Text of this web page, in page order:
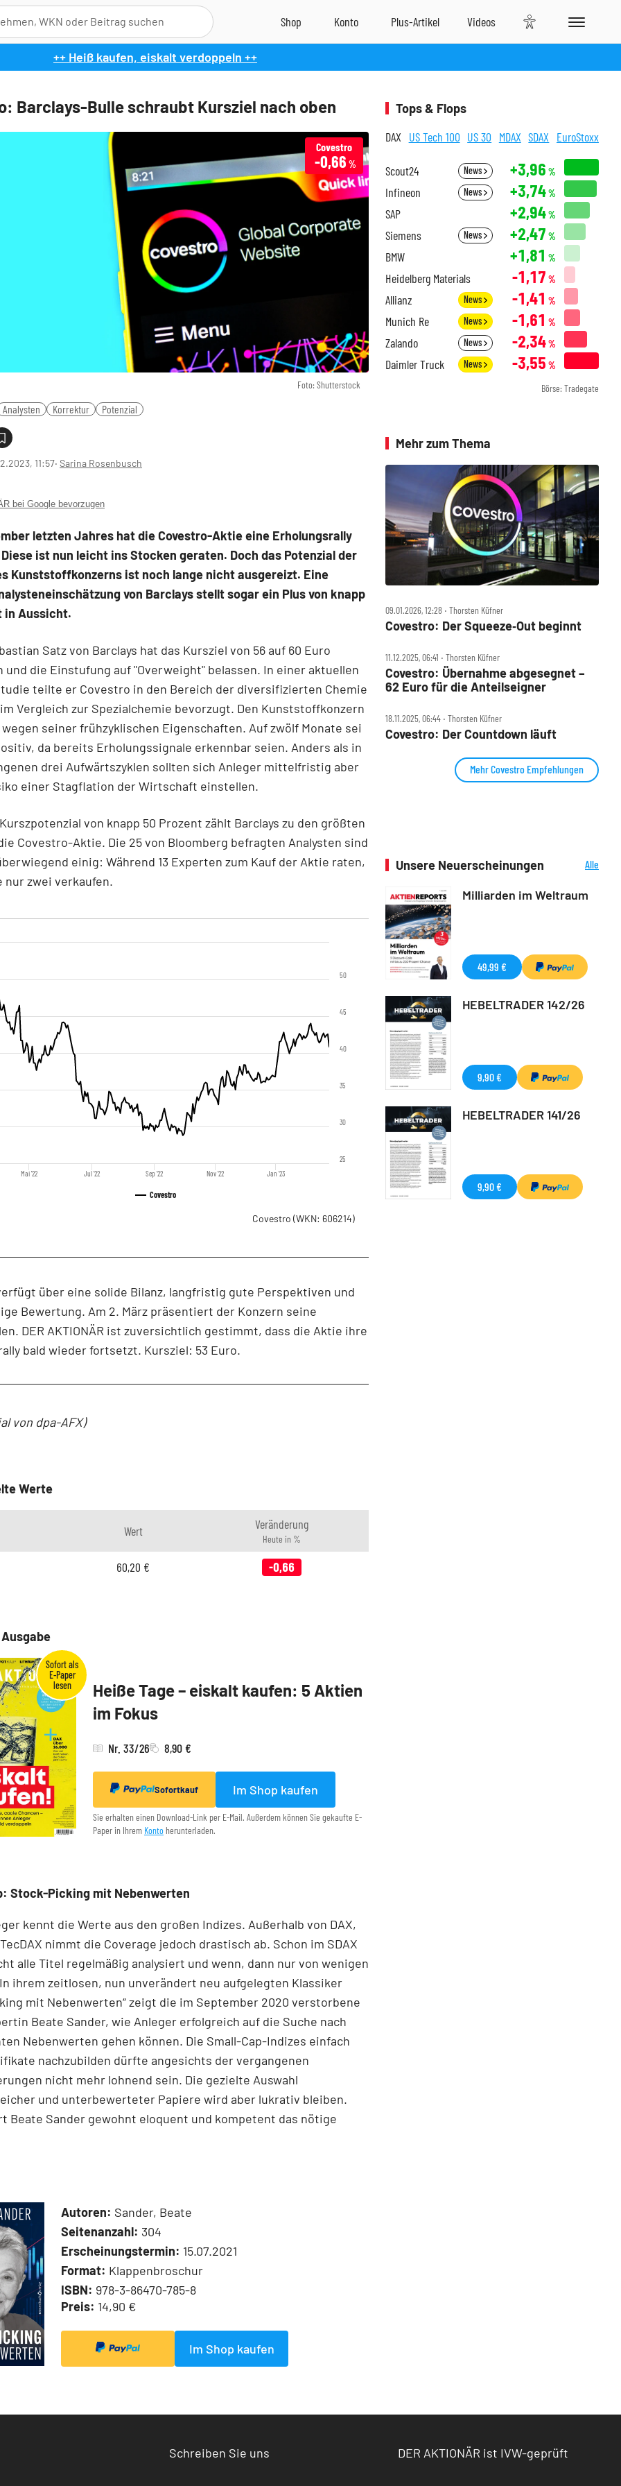
++ Heiß kaufen, eiskalt verdoppeln ++
Barclays-Bulle schraubt Kursziel nach oben
Foto: Shutterstock
Covestro
-0,66 %
Analysten Korrektur Potenzial
11:57‧ Sarina Rosenbusch
bei Google bevorzugen
letzten Jahres hat die Covestro-Aktie eine Erholungsrally
ist nun leicht ins Stocken geraten. Doch das Potenzial der
Kunststoffkonzerns ist noch lange nicht ausgereizt. Eine
von Barclays stellt sogar ein Plus von knapp
in Aussicht.
Satz von Barclays hat das Kursziel von 56 auf 60 Euro
und die Einstufung auf "Overweight" belassen. In einer aktuellen
teilte er Covestro in den Bereich der diversifizierten Chemie
Vergleich zur Spezialchemie bevorzugt. Den Kunststoffkonzern
seiner frühzyklischen Eigenschaften. Auf zwölf Monate sei
da bereits Erholungssignale erkennbar seien. Anders als in
drei Aufwärtszyklen sollten sich Anleger mittelfristig aber
einer Stagflation der Wirtschaft einstellen.
von knapp 50 Prozent zählt Barclays zu den größten
Covestro-Aktie. Die 25 von Bloomberg befragten Analysten sind
einig: Während 13 Experten zum Kauf der Aktie raten,
nur zwei verkaufen.
Covestro
Mai '22 Jul '22 Sep '22 Nov '22 Jan '23
25
30
35
40
45
50
Covestro (WKN: 606214)
über eine solide Bilanz, langfristig gute Perspektiven und
Bewertung. Am 2. März präsentiert der Konzern seine
DER AKTIONÄR ist zuversichtlich gestimmt, dass die Aktie ihre
bald wieder fortsetzt. Kursziel: 53 Euro.
von dpa-AFX)
Werte
Wert Veränderung
Heute in %
60,20 € -0,66
Heiße Tage – eiskalt kaufen: 5 Aktien
im Fokus
Nr. 33/26 8,90 €
Sofortkauf Im Shop kaufen
Sie erhalten einen Download-Link per E-Mail. Außerdem können Sie gekaufte E-
Paper in Ihrem Konto herunterladen.
Stock-Picking mit Nebenwerten
kennt die Werte aus den großen Indizes. Außerhalb von DAX,
nimmt die Coverage jedoch drastisch ab. Schon im SDAX
alle Titel regel­mäßig analysiert und wenn, dann nur von wenigen
ihrem zeitlosen, nun unverändert neu aufgelegten Klassiker
mit Nebenwerten“ zeigt die im September 2020 verstorbene
Beate Sander, wie Anleger erfolgreich auf die Suche nach
Nebenwerten gehen können. Die Small-Cap-Indizes einfach
nachzubilden dürfte angesichts der vergangenen
nicht mehr lohnend sein. Die gezielte Auswahl
und unterbewerteter Papiere wird aber lukrativ bleiben.
Beate Sander gewohnt eloquent und kompetent das nötige
Autoren: Sander, Beate
Seitenanzahl: 304
Erscheinungstermin: 15.07.2021
Format: Klappenbroschur
ISBN: 978-3-86470-785-8
Preis: 14,90 €
Im Shop kaufen
Tops & Flops
DAX US Tech 100 US 30 MDAX SDAX EuroStoxx
Scout24 News +3,96 %
Infineon News +3,74%
SAP +2,94%
Siemens News +2,47 %
BMW +1,81 %
Heidelberg Materials -1,17 %
Allianz News -1,41 %
Munich Re News -1,61 %
Zalando News -2,34%
Daimler Truck News -3,55 %
Börse: Tradegate
Mehr zum Thema
09.01.2026, 12:28 ‧ Thorsten Küfner
Covestro: Der Squeeze‑Out beginnt
11.12.2025, 06:41 ‧ Thorsten Küfner
Covestro: Übernahme abgesegnet –
62 Euro für die Anteilseigner
18.11.2025, 06:44 ‧ Thorsten Küfner
Covestro: Der Countdown läuft
Mehr Covestro Empfehlungen
Unsere Neuerscheinungen
Alle
Milliarden im Weltraum
49,99 €
HEBELTRADER 142/26
9,90 €
HEBELTRADER 141/26
9,90 €
Schreiben Sie uns DER AKTIONÄR ist IVW-geprüft